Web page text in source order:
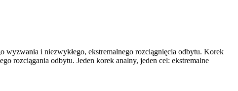
wyzwania i niezwykłego, ekstremalnego rozciągnięcia odbytu. Korek
rozciągania odbytu. Jeden korek analny, jeden cel: ekstremalne